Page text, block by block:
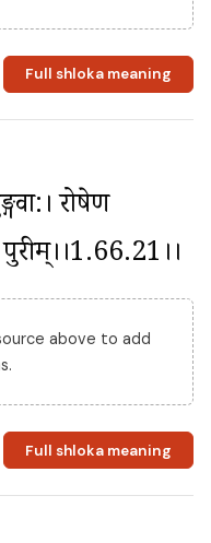
Full shloka meaning
रोषेण
पुरीम्।।1.66.21।।
above to add
Full shloka meaning